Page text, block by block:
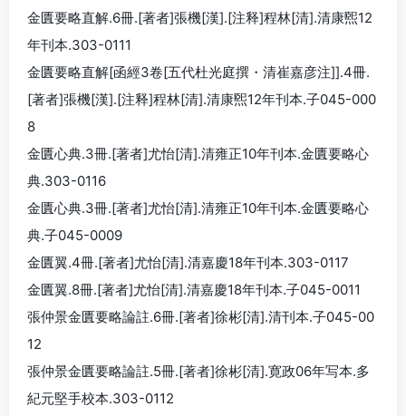
金匱要略直解.6冊.[著者]張機[漢].[注释]程林[清].清康煕12
年刊本.303-0111
金匱要略直解[函經3卷[五代杜光庭撰・清崔嘉彦注]].4冊.
[著者]張機[漢].[注释]程林[清].清康煕12年刊本.子045-000
8
金匱心典.3冊.[著者]尤怡[清].清雍正10年刊本.金匱要略心
典.303-0116
金匱心典.3冊.[著者]尤怡[清].清雍正10年刊本.金匱要略心
典.子045-0009
金匱翼.4冊.[著者]尤怡[清].清嘉慶18年刊本.303-0117
金匱翼.8冊.[著者]尤怡[清].清嘉慶18年刊本.子045-0011
張仲景金匱要略論註.6冊.[著者]徐彬[清].清刊本.子045-00
12
張仲景金匱要略論註.5冊.[著者]徐彬[清].寛政06年写本.多
紀元堅手校本.303-0112